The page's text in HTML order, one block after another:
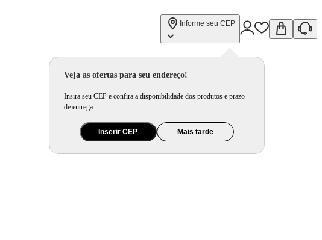
Informe seu CEP
Veja as ofertas para seu endereço!
Insira seu CEP e confira a disponibilidade dos produtos e prazo
de entrega.
Inserir CEP Mais tarde